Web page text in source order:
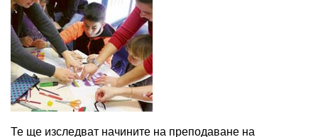
Те ще изследват начините на преподаване на